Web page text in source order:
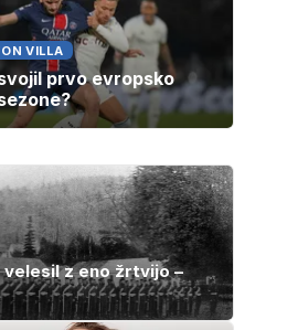
VILLA
prvo evropsko
z eno žrtvijo –